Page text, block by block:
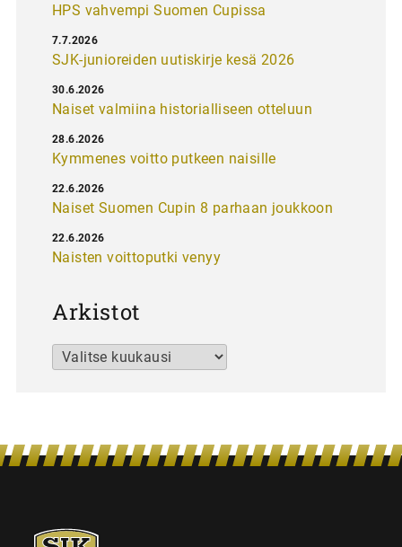
HPS vahvempi Suomen Cupissa
SJK-junioreiden uutiskirje kesä 2026
7.7.2026
Naiset valmiina historialliseen otteluun
30.6.2026
Kymmenes voitto putkeen naisille
28.6.2026
Naiset Suomen Cupin 8 parhaan joukkoon
22.6.2026
Naisten voittoputki venyy
22.6.2026
Arkistot
Arkistot
SJK-